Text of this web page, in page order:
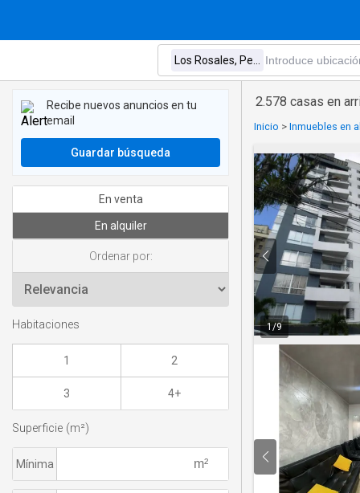
2.578 casas en
Inicio > Inmuebles en
1/9
Recibe nuevos anuncios en tu
email
Guardar búsqueda
En venta
En alquiler
Ordenar por:
Habitaciones
1 2
3 4+
Superficie (m²)
Mínima